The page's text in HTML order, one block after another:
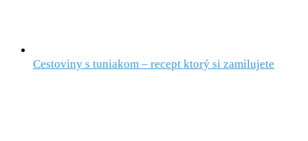
Cestoviny s tuniakom – recept ktorý si zamilujete